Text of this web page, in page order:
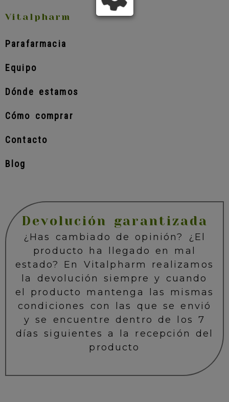
Vitalpharm
Parafarmacia
Equipo
Dónde estamos
Cómo comprar
Contacto
Blog
Devolución garantizada
¿Has cambiado de opinión? ¿El
producto ha llegado en mal
estado? En Vitalpharm realizamos
la devolución siempre y cuando
el producto mantenga las mismas
condiciones con las que se envió
y se encuentre dentro de los 7
días siguientes a la recepción del
producto